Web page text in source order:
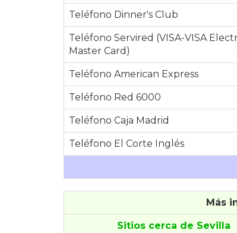
Teléfono Dinner's Club
Teléfono Servired (VISA-VISA
Master Card)
Teléfono American Express
Teléfono Red 6000
Teléfono Caja Madrid
Teléfono El Corte Inglés
Más
Sitios cerca de Sevilla